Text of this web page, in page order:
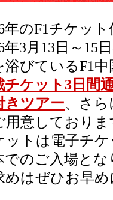
年のF1チケッ
年3月13日～15
浴びているF1中
チケット3日間
きツアー、さら
用意しておりま
ットは電子チ
でのご入場とな
めはぜひお早め